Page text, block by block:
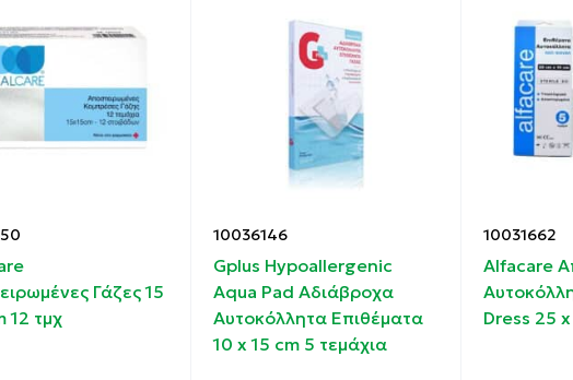
θήκη
της αποσπώμενης επένδυσης έτσι ώστε να εμφανιστεί η
και έπειτα αφαιρέστε το μικ2,80ρότερο πτερύγιο της
μέρος.
χάρτινη προστατευτική θήκη έχει ανοιχθεί.
Γάζες 15
12 τμχ
10036146
Gplus Hypoallergenic
Aqua Pad Αδιάβροχα
Αυτοκόλλητα Επιθέματα
10 x 15 cm 5 τεμάχια
10031662
Alfacare
Dress 25